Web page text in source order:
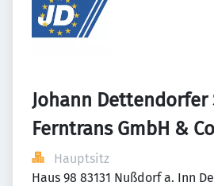
Johann
Ferntrans GmbH &
Hauptsitz
Haus 98 83131 Nußdorf a. Inn